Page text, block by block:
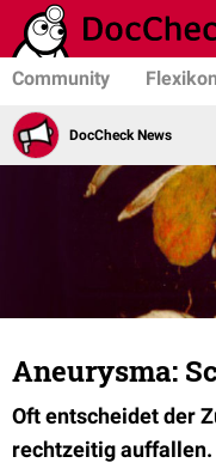
Community Flexikon
DocCheck News
Aneurysma:
Oft entscheidet der
rechtzeitig